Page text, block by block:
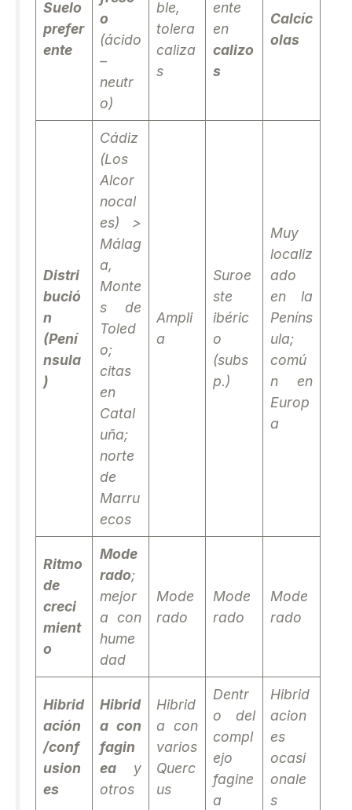
Suelo
prefer
ente
o
(ácido
–
neutr
o)
ble,
tolera
caliza
s
ente
en
calizo
s
Calcíc
olas
Distri
bució
n
(Pení
nsula
)
Cádiz
(Los
Alcor
nocal
es) >
Málag
a,
Monte
s de
Toled
o;
citas
en
Catal
uña;
norte
de
Marru
ecos
Ampli
a
Suroe
ste
ibéric
o
(subs
p.)
Muy
localiz
ado
en la
Peníns
ula;
comú
n en
Europ
a
Ritmo
de
creci
mient
o
Mode
rado;
mejor
a con
hume
dad
Mode
rado
Mode
rado
Mode
rado
Hibrid
ación
/conf
usion
es
Hibrid
a con
fagin
eay
otros
Hibrid
a con
varios
Querc
us
Dentr
o del
compl
ejo
fagine
a
Hibrid
acion
es
ocasi
onale
s